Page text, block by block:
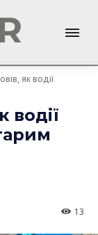
як водії
водії
13